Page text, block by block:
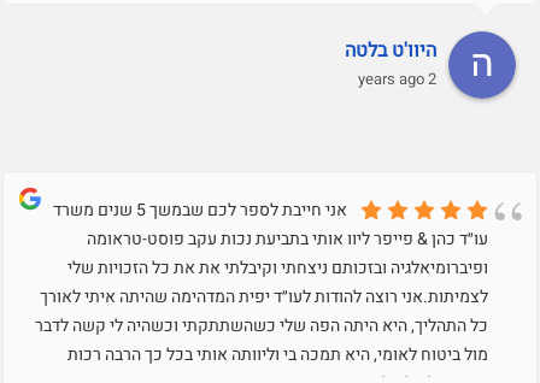
היוו'ט בלטה
2 years ago
אני חייבת לספר לכם שבמשך 5 שנים משרד
עו״ד כהן & פייפר ליוו אותי בתביעת נכות עקב פוסט-טראומה
ופיברומיאלגיה ובזכותם ניצחתי וקיבלתי את את כל הזכויות שלי
לצמיתות.אני רוצה להודות לעו״ד יפית המדהימה שהיתה איתי לאורך
כל התהליך, היא היתה הפה שלי כשהשתתקתי וכשהיה לי קשה לדבר
מול ביטוח לאומי, היא תמכה בי וליוותה אותי בכל כך הרבה רכות